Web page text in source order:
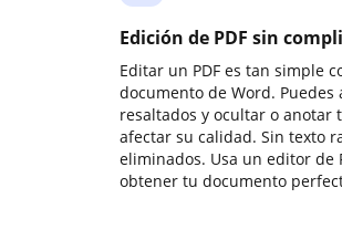
Edición de PDF sin
Editar un PDF es tan simple
documento de Word. Puedes
resaltados y ocultar o anotar
afectar su calidad. Sin texto
eliminados. Usa un editor de
obtener tu documento